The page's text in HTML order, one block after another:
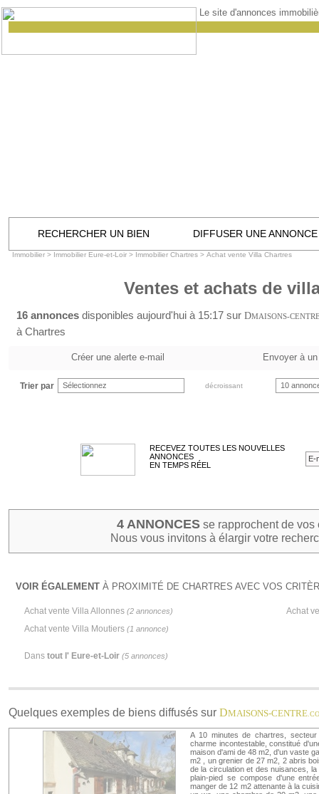
Le site d'annonces
RECHERCHER UN BIEN DIFFUSER UNE ANNONCE
Immobilier > Immobilier Eure-et-Loir > Immobilier Chartres > Achat vente Villa Chartres
Ventes et achats de
16 annonces disponibles aujourd'hui à 15:17 sur DMAISONS-
à Chartres
Créer une alerte e-mail Envoyer à
Trier par Sélectionnez décroissant 10
RECEVEZ TOUTES LES NOUVELLES
ANNONCES
EN TEMPS RÉEL
4 ANNONCESse rapprochent de vos
Nous vous invitons à élargir votre
VOIR ÉGALEMENT À PROXIMITÉ DE CHARTRES AVEC VOS
Achat vente Villa Allonnes (2 annonces)
Achat vente Villa Moutiers (1 annonce)
Achat
Dans tout l' Eure-et-Loir (5 annonces)
Quelques exemples de biens diffusés sur DMAISONS-CENTRE
A 10 minutes de chartres,
charme incontestable, constitué
maison d'ami de 48 m2, d'un vaste
m2 , un grenier de 27 m2, 2 abris
de la circulation et des nuisances,
plain-pied se compose d'une
manger de 12 m2 attenante à la